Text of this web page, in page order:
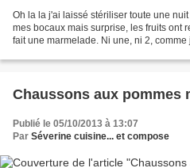
Oh la la j'ai laissé stériliser toute une
mes bocaux mais surprise, les fruits ont
fait une marmelade. Ni une, ni 2,
Chaussons aux pommes
Publié le 05/10/2013 à 13:07
Par Séverine cuisine... et compose